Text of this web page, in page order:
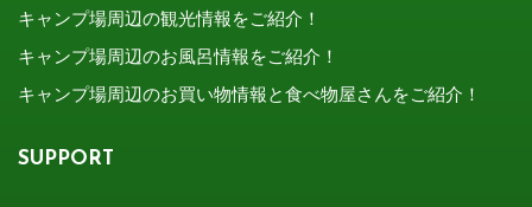
キャンプ場周辺の観光情報をご紹介！
キャンプ場周辺のお風呂情報をご紹介！
キャンプ場周辺のお買い物情報と食べ物屋さんをご紹介！
SUPPORT